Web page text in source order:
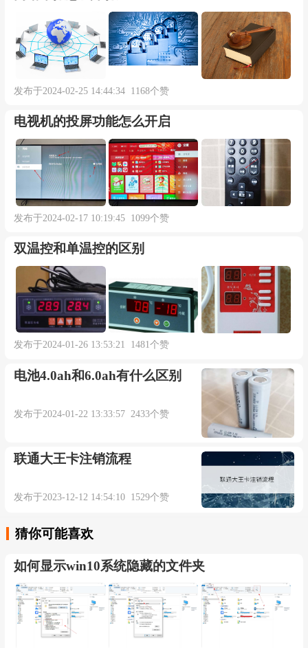
发布于2024-02-25 14:44:34 1168个赞
电视机的投屏功能怎么开启
发布于2024-02-17 10:19:45 1099个赞
双温控和单温控的区别
发布于2024-01-26 13:53:21 1481个赞
电池4.0ah和6.0ah有什么区别
发布于2024-01-22 13:33:57 2433个赞
联通大王卡注销流程
发布于2023-12-12 14:54:10 1529个赞
猜你可能喜欢
如何显示win10系统隐藏的文件夹